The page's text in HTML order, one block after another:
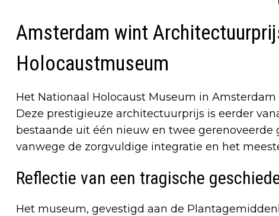
Amsterdam wint
Holocaustmuseum
Het Nationaal Holocaust Museum in
Deze prestigieuze architectuurprijs is eerder
bestaande uit één nieuw en twee
vanwege de zorgvuldige integratie en het
Reflectie van een tragische
Het museum, gevestigd aan de